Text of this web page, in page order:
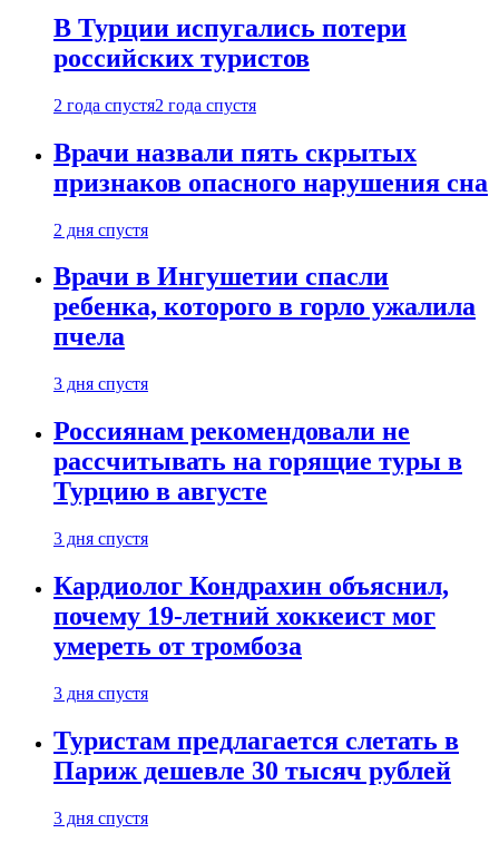
В Турции испугались потери
российских туристов
2 года спустя2 года спустя
Врачи назвали пять скрытых
признаков опасного нарушения сна
2 дня спустя
Врачи в Ингушетии спасли
ребенка, которого в горло ужалила
пчела
3 дня спустя
Россиянам рекомендовали не
рассчитывать на горящие туры в
Турцию в августе
3 дня спустя
Кардиолог Кондрахин объяснил,
почему 19-летний хоккеист мог
умереть от тромбоза
3 дня спустя
Туристам предлагается слетать в
Париж дешевле 30 тысяч рублей
3 дня спустя